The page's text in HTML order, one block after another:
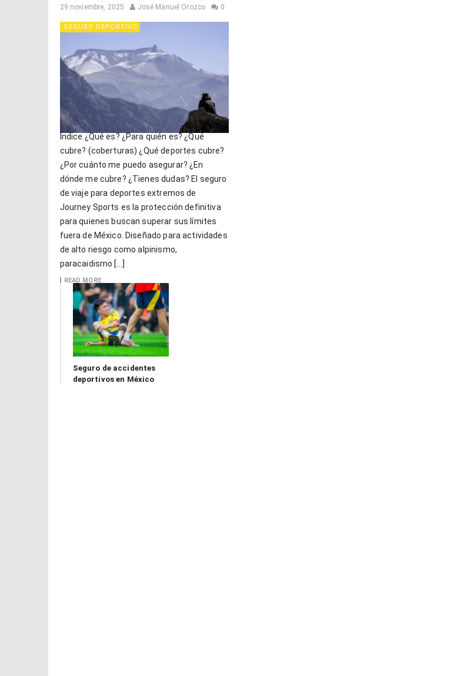
29 noviembre, 2025 José Manuel Orozco 0
SEGURO DEPORTIVO
Índice ¿Qué es? ¿Para quién es? ¿Qué
cubre? (coberturas) ¿Qué deportes cubre?
¿Por cuánto me puedo asegurar? ¿En
dónde me cubre? ¿Tienes dudas? El seguro
de viaje para deportes extremos de
Journey Sports es la protección definitiva
para quienes buscan superar sus límites
fuera de México. Diseñado para actividades
de alto riesgo como alpinismo,
paracaidismo […]
READ MORE
Seguro de accidentes
deportivos en México